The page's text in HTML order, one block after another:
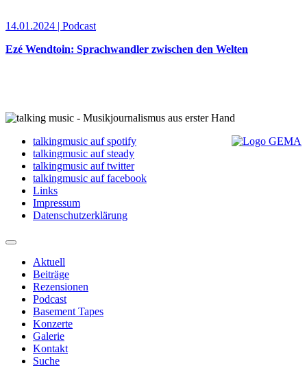
14.01.2024 | Podcast
Ezé Wendtoin: Sprachwandler zwischen den Welten
talkingmusic auf spotify
talkingmusic auf steady
talkingmusic auf twitter
talkingmusic auf facebook
Links
Impressum
Datenschutzerklärung
Aktuell
Beiträge
Rezensionen
Podcast
Basement Tapes
Konzerte
Galerie
Kontakt
Suche